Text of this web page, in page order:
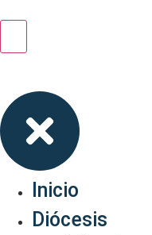
Inicio
Diócesis